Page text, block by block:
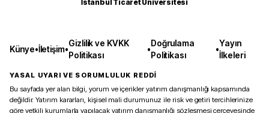
İstanbul Ticaret Üniversitesi
Künye•İletişim•
Gizlilik ve KVKK
Politikası
•
Doğrulama
Politikası
•
Yayın
İlkeleri
YASAL UYARI VE SORUMLULUK REDDİ
Bu sayfada yer alan bilgi, yorum ve içerikler yatırım danışmanlığı kapsamında
değildir. Yatırım kararları, kişisel mali durumunuz ile risk ve getiri tercihlerinize
göre yetkili kurumlarla yapılacak yatırım danışmanlığı sözleşmesi çerçevesinde